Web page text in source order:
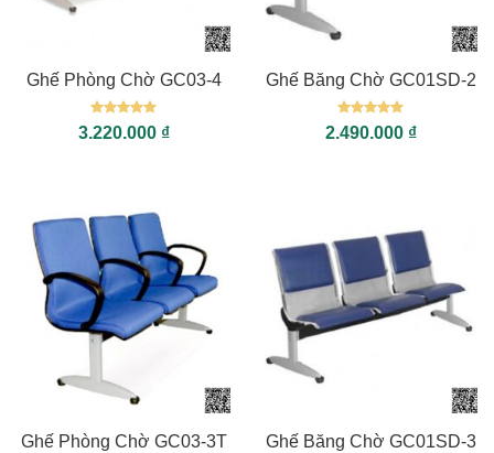
Ghế Phòng Chờ GC03-4
Được xếp
hạng55
3.220.000 ₫
Ghế Băng Chờ GC01SD-2
Được xếp
hạng55
2.490.000 ₫
Ghế Phòng Chờ GC03-3T Ghế Băng Chờ GC01SD-3